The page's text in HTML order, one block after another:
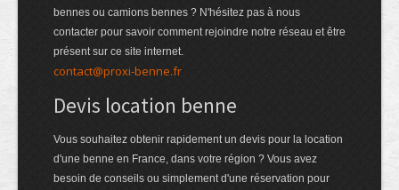
bennes ou camions bennes ? N'hésitez pas à nous
contacter pour savoir comment rejoindre notre réseau et être
présent sur ce site internet.
contact@proxi-benne.fr
Devis location benne
Vous souhaitez obtenir rapidement un devis pour la location
d'une benne en France, dans votre région ? Vous avez
besoin de conseils ou simplement d'une réservation pour